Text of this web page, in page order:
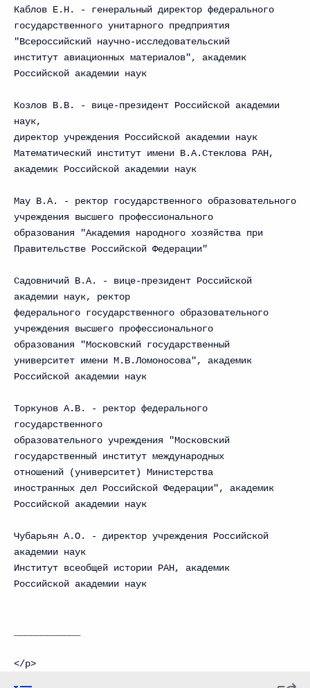
Каблов Е.Н. - генеральный директор федерального
государственного унитарного предприятия
"Всероссийский научно-исследовательский
институт авиационных материалов", академик
Российской академии наук
Козлов В.В. - вице-президент Российской академии
наук,
директор учреждения Российской академии наук
Математический институт имени В.А.Стеклова РАН,
академик Российской академии наук
Мау В.А. - ректор государственного образовательного
учреждения высшего профессионального
образования "Академия народного хозяйства при
Правительстве Российской Федерации"
Садовничий В.А. - вице-президент Российской
академии наук, ректор
федерального государственного образовательного
учреждения высшего профессионального
образования "Московский государственный
университет имени М.В.Ломоносова", академик
Российской академии наук
Торкунов А.В. - ректор федерального
государственного
образовательного учреждения "Московский
государственный институт международных
отношений (университет) Министерства
иностранных дел Российской Федерации", академик
Российской академии наук
Чубарьян А.О. - директор учреждения Российской
академии наук
Институт всеобщей истории РАН, академик
Российской академии наук
</p>